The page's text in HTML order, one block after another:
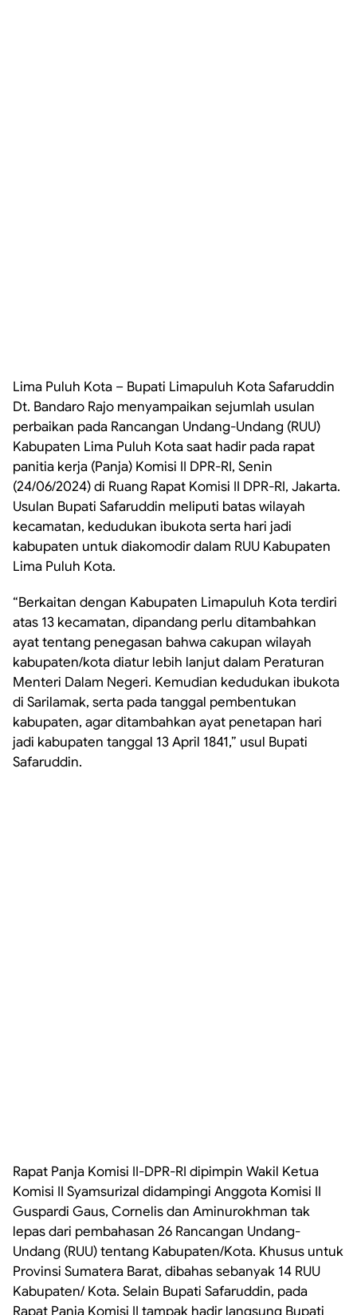
Lima Puluh Kota – Bupati Limapuluh Kota Safaruddin
Dt. Bandaro Rajo menyampaikan sejumlah usulan
perbaikan pada Rancangan Undang-Undang (RUU)
Kabupaten Lima Puluh Kota saat hadir pada rapat
panitia kerja (Panja) Komisi II DPR-RI, Senin
(24/06/2024) di Ruang Rapat Komisi II DPR-RI, Jakarta.
Usulan Bupati Safaruddin meliputi batas wilayah
kecamatan, kedudukan ibukota serta hari jadi
kabupaten untuk diakomodir dalam RUU Kabupaten
Lima Puluh Kota.
“Berkaitan dengan Kabupaten Limapuluh Kota terdiri
atas 13 kecamatan, dipandang perlu ditambahkan
ayat tentang penegasan bahwa cakupan wilayah
kabupaten/kota diatur lebih lanjut dalam Peraturan
Menteri Dalam Negeri. Kemudian kedudukan ibukota
di Sarilamak, serta pada tanggal pembentukan
kabupaten, agar ditambahkan ayat penetapan hari
jadi kabupaten tanggal 13 April 1841,” usul Bupati
Safaruddin.
Rapat Panja Komisi II-DPR-RI dipimpin Wakil Ketua
Komisi II Syamsurizal didampingi Anggota Komisi II
Guspardi Gaus, Cornelis dan Aminurokhman tak
lepas dari pembahasan 26 Rancangan Undang-
Undang (RUU) tentang Kabupaten/Kota. Khusus untuk
Provinsi Sumatera Barat, dibahas sebanyak 14 RUU
Kabupaten/ Kota. Selain Bupati Safaruddin, pada
Rapat Panja Komisi II tampak hadir langsung Bupati